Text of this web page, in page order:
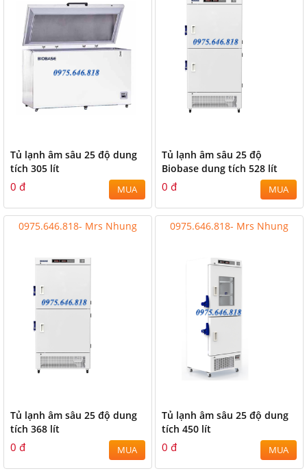
Tủ lạnh âm sâu 25 độ dung
tích 305 lít
0 đ MUA
Tủ lạnh âm sâu 25 độ
Biobase dung tích 528 lít
0 đ MUA
0975.646.818- Mrs Nhung
Tủ lạnh âm sâu 25 độ dung
tích 368 lít
0 đ MUA
0975.646.818- Mrs Nhung
Tủ lạnh âm sâu 25 độ dung
tích 450 lít
0 đ MUA